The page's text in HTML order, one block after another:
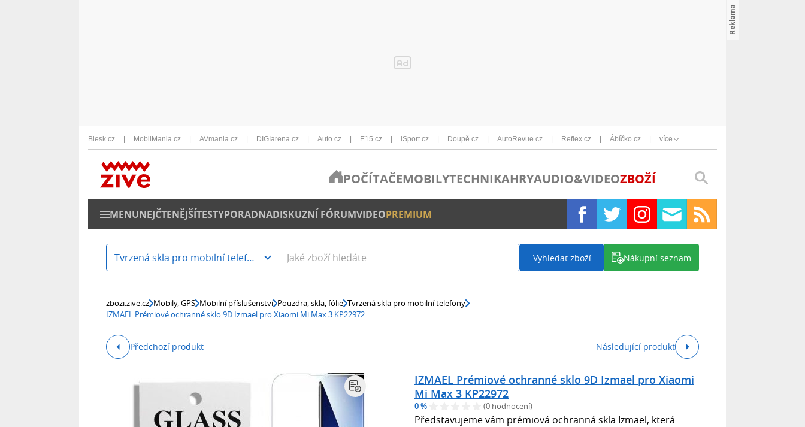
Blesk.cz MobilMania.cz AVmania.cz DIGIarena.cz Auto.cz E15.cz iSport.cz Doupě.cz AutoRevue.cz Reflex.cz Ábíčko.cz více
POČÍTAČEMOBILYTECHNIKAHRYAUDIO&VIDEOZBOŽÍ
MENUNEJČTENĚJŠÍTESTYPORADNADISKUZNÍ FÓRUMVIDEOPREMIUM
Tvrzená skla pro mobilní telefony Vyhledat zboží Nákupní seznam
zbozi.zive.cz Mobily, GPS Mobilní příslušenství Pouzdra, skla, fólie Tvrzená skla pro mobilní telefony
IZMAEL Prémiové ochranné sklo 9D Izmael pro Xiaomi Mi Max 3 KP22972
Předchozí produkt Následující produkt
IZMAEL Prémiové ochranné sklo 9D Izmael pro Xiaomi
Mi Max 3 KP22972
0 % (0 hodnocení)
Představujeme vám prémiová ochranná skla Izmael, která